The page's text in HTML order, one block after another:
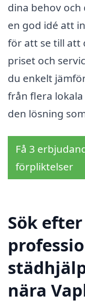
dina behov
en god idé att
för att se till att
priset och
du enkelt
från flera
den lösning
Få 3
förpliktelser
Sök
nära